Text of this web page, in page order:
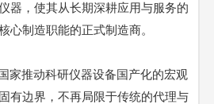
器，使其从长期深耕应用与服务的
心制造职能的正式制造商。
家推动科研仪器设备国产化的宏观
有边界，不再局限于传统的代理与